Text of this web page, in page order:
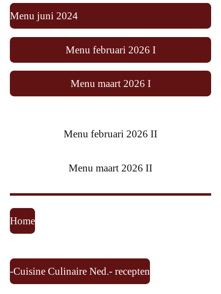
Menu juni 2024
Menu februari 2026 I
Menu maart 2026 I
Menu februari 2026 II
Menu maart 2026 II
Home
-Cuisine Culinaire Ned.- recepten